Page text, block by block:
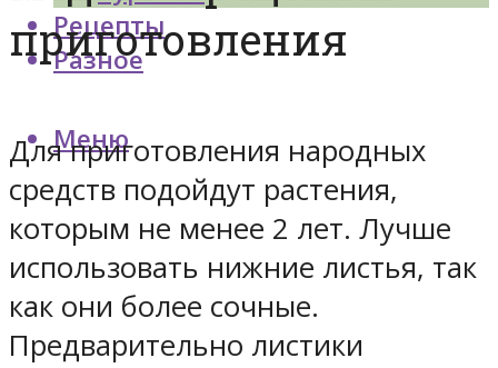
Рецепты
Разное
Меню
приготовления
Для приготовления народных
средств подойдут растения,
которым не менее 2 лет. Лучше
использовать нижние листья, так
как они более сочные.
Предварительно листики